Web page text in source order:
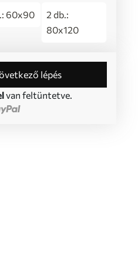
60x90
2 db.:
80x120
lépés
van feltüntetve.